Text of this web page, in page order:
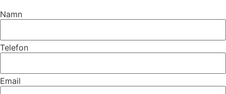
Namn
Telefon
Email